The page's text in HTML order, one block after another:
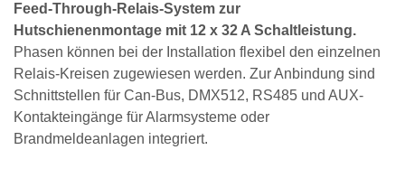
Feed-Through-Relais-System zur
Hutschienenmontage mit 12 x 32 A Schaltleistung.
Phasen können bei der Installation flexibel den einzelnen
Relais-Kreisen zugewiesen werden. Zur Anbindung sind
Schnittstellen für Can-Bus, DMX512, RS485 und AUX-
Kontakteingänge für Alarmsysteme oder
Brandmeldeanlagen integriert.